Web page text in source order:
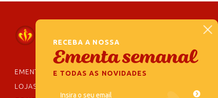
RECEBA A NOSSA
Ementa semanal
E TODAS AS NOVIDADES
Insira o seu email
EMENTA SEMANAL
LOJAS